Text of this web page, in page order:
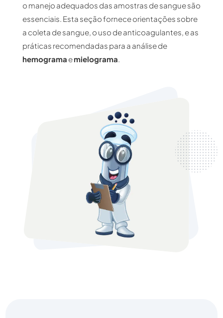
o manejo adequados das amostras de sangue são
essenciais. Esta seção fornece orientações sobre
a coleta de sangue, o uso de anticoagulantes, e as
práticas recomendadas para a análise de
hemograma emielograma.